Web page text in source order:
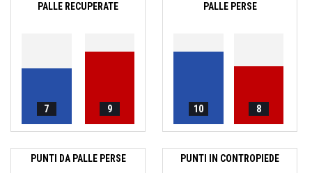
PALLE RECUPERATE
7 9
PALLE PERSE
10 8
PUNTI DA PALLE PERSE PUNTI IN CONTROPIEDE